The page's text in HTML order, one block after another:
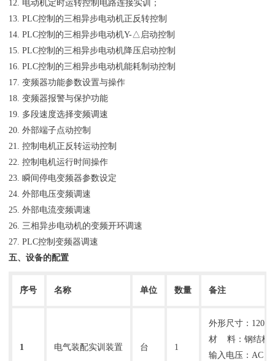
12. 电动机定时运转控制电路连接实训；
13. PLC控制的三相异步电动机正反转控制
14. PLC控制的三相异步电动机Y-△启动控制
15. PLC控制的三相异步电动机降压启动控制
16. PLC控制的三相异步电动机能耗制动控制
17. 变频器功能参数设置与操作
18. 变频器报警与保护功能
19. 多段速度选择变频调速
20. 外部端子点动控制
21. 控制电机正反转运动控制
22. 控制电机运行时间操作
23. 瞬间停电变频器参数设定
24. 外部电压变频调速
25. 外部电流变频调速
26. 三相异步电动机的变频开环调速
27. PLC控制变频器调速
五、设备的配置
序号 名称 单位 数量 备注
1 电气装配实训装置 台 1
外形尺寸：
材 料：钢结构
输入电压：AC